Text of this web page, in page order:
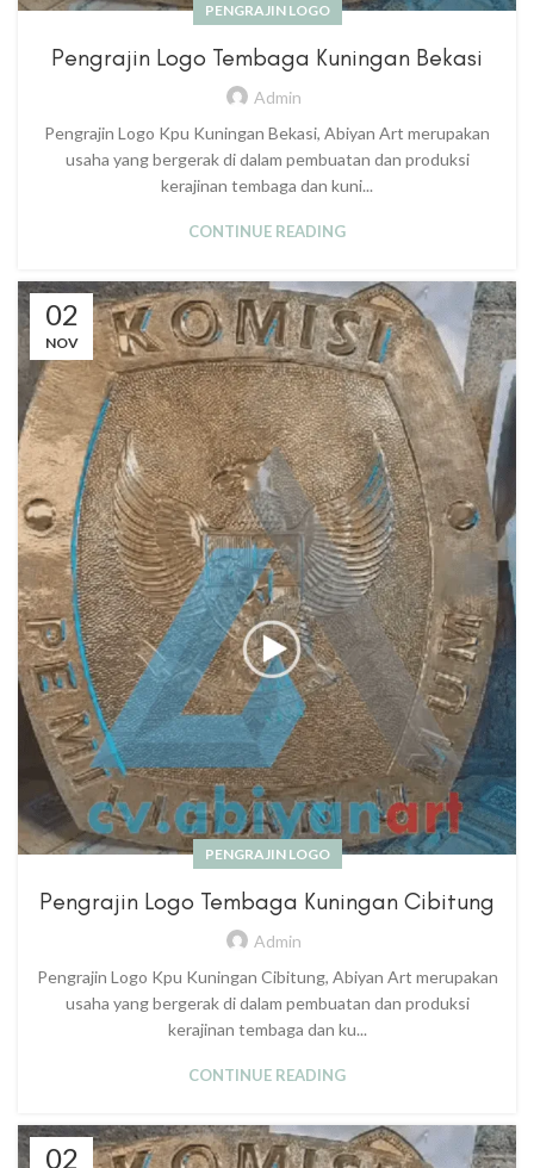
PENGRAJIN LOGO
Pengrajin Logo Tembaga Kuningan Bekasi
Admin
Pengrajin Logo Kpu Kuningan Bekasi, Abiyan Art merupakan
usaha yang bergerak di dalam pembuatan dan produksi
kerajinan tembaga dan kuni...
CONTINUE READING
02
NOV
PENGRAJIN LOGO
Pengrajin Logo Tembaga Kuningan Cibitung
Admin
Pengrajin Logo Kpu Kuningan Cibitung, Abiyan Art merupakan
usaha yang bergerak di dalam pembuatan dan produksi
kerajinan tembaga dan ku...
CONTINUE READING
02